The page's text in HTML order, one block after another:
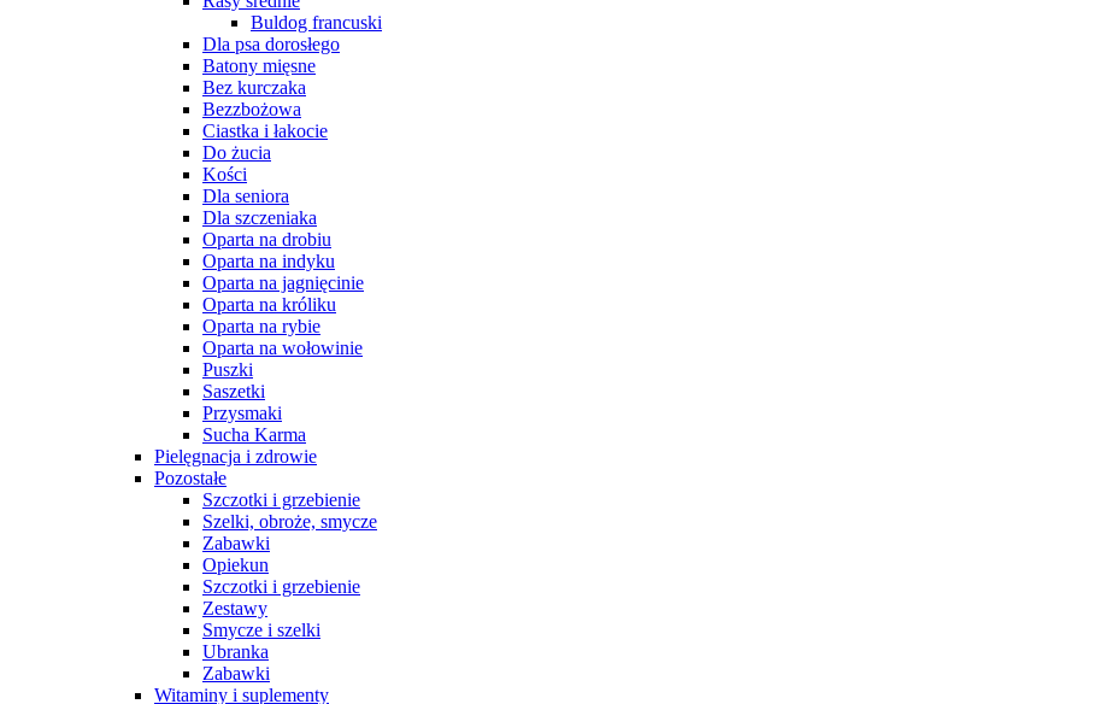
Buldog francuski
Dla psa dorosłego
Batony mięsne
Bez kurczaka
Bezzbożowa
Ciastka i łakocie
Do żucia
Kości
Dla seniora
Dla szczeniaka
Oparta na drobiu
Oparta na indyku
Oparta na jagnięcinie
Oparta na króliku
Oparta na rybie
Oparta na wołowinie
Puszki
Saszetki
Przysmaki
Sucha Karma
Pielęgnacja i zdrowie
Pozostałe
Szczotki i grzebienie
Szelki, obroże, smycze
Zabawki
Opiekun
Szczotki i grzebienie
Zestawy
Smycze i szelki
Ubranka
Zabawki
Witaminy i suplementy